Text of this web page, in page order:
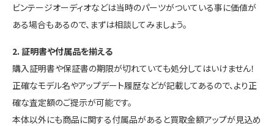
ビンテージオーディオなどは当時のパーツがついている事に価値が
ある場合もあるので、まずは相談してみましょう。
2. 証明書や付属品を揃える
購入証明書や保証書の期限が切れていても処分してはいけません！
正確なモデル名やアップデート履歴などが記載してあるので、より正
確な査定額のご提示が可能です。
本体以外にも商品に関する付属品があると買取金額アップが見込め